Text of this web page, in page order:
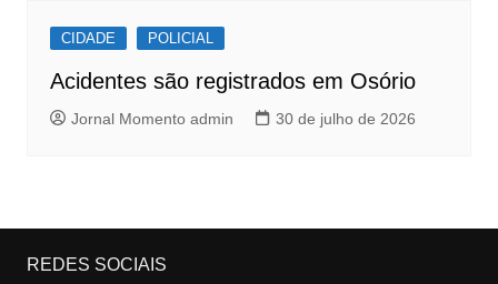
CIDADE POLICIAL
Acidentes são registrados em Osório
Jornal Momento admin 30 de julho de 2026
REDES SOCIAIS